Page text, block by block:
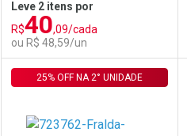
Comprar sem Desconto
Por R$ 95,99/cada
Comprar sem Desconto
Por R$ 95,99/cada
Leve 2 itens por
R$40,09/cada
ou R$ 48,59/un
Laboratório
Por Menos
25% OFF NA 2° UNIDADE